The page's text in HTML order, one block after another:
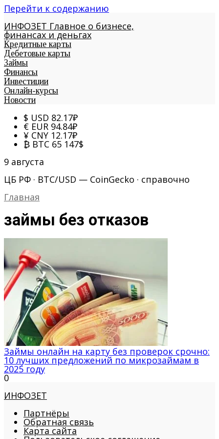
Перейти к содержанию
ИНФОЗЕТ Главное о бизнесе,
финансах и деньгах
Кредитные карты
Дебетовые карты
Займы
Финансы
Инвестиции
Онлайн-курсы
Новости
$ USD 82.17₽
€ EUR 94.84₽
¥ CNY 12.17₽
₿ BTC 65 147$
9 августа
ЦБ РФ · BTC/USD — CoinGecko · справочно
Главная
займы без отказов
Займы онлайн на карту без проверок срочно:
10 лучших предложений по микрозаймам в
2025 году
0
ИНФОЗЕТ
Партнёры
Обратная связь
Карта сайта